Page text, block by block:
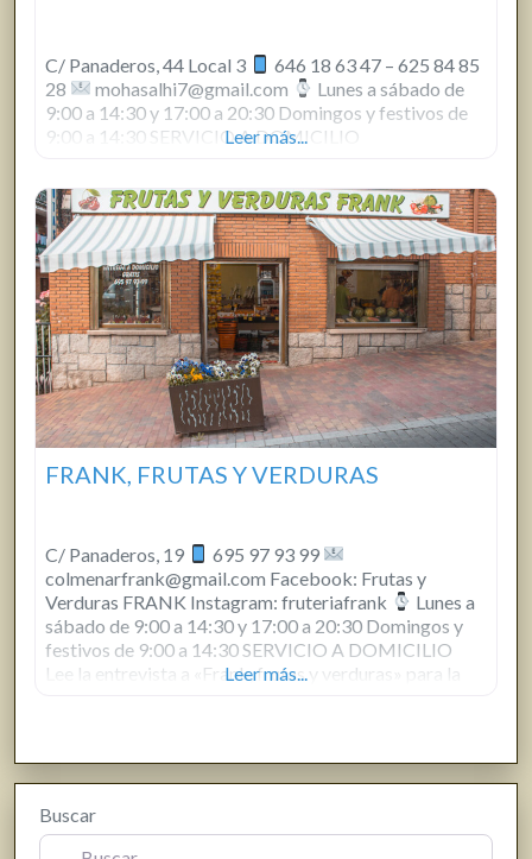
C/ Panaderos, 44 Local 3
646 18 63 47 – 625 84 85
28
mohasalhi7@gmail.com
Lunes a sábado de
9:00 a 14:30 y 17:00 a 20:30 Domingos y festivos de
9:00 a 14:30 SERVICIO A DOMICILIO
Leer más...
FRANK, FRUTAS Y VERDURAS
C/ Panaderos, 19
695 97 93 99
colmenarfrank@gmail.com Facebook: Frutas y
Verduras FRANK Instagram: fruteriafrank
Lunes a
sábado de 9:00 a 14:30 y 17:00 a 20:30 Domingos y
festivos de 9:00 a 14:30 SERVICIO A DOMICILIO
Lee la entrevista a «Frank, frutas y verduras» para la
Leer más...
Buscar